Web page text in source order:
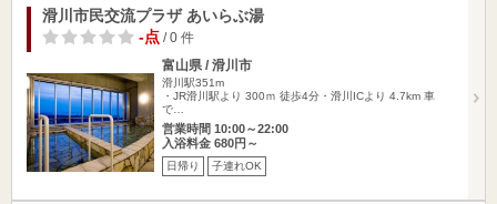
滑川市民交流プラザ あいらぶ湯
-点 / 0 件
富山県 / 滑川市
滑川駅351m
・JR滑川駅より 300ｍ 徒歩4分・滑川ICより 4.7km 車
で…
営業時間 10:00～22:00
入浴料金 680円～
日帰り 子連れOK